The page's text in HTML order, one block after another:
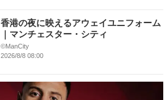
香港の夜に映えるアウェイユニフォーム
｜マンチェスター・シティ
©ManCity
2026/8/8 08:00